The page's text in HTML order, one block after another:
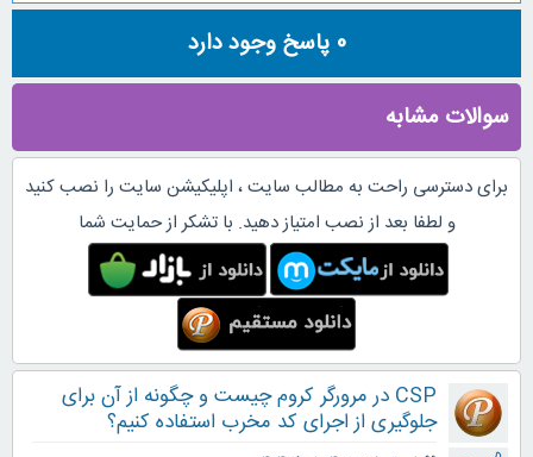
0 پاسخ وجود دارد
سوالات مشابه
برای دسترسی راحت به مطالب سایت ، اپلیکیشن سایت را نصب کنید
و لطفا بعد از نصب امتیاز دهید. با تشکر از حمایت شما
CSP در مرورگر کروم چیست و چگونه از آن برای
جلوگیری از اجرای کد مخرب استفاده کنیم؟